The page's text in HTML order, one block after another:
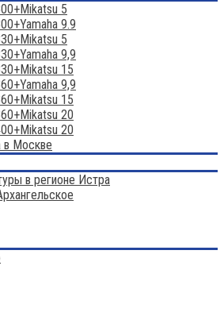
5
9.9
5
9,9
15
9,9
15
20
20
в Москве
в регионе Истра